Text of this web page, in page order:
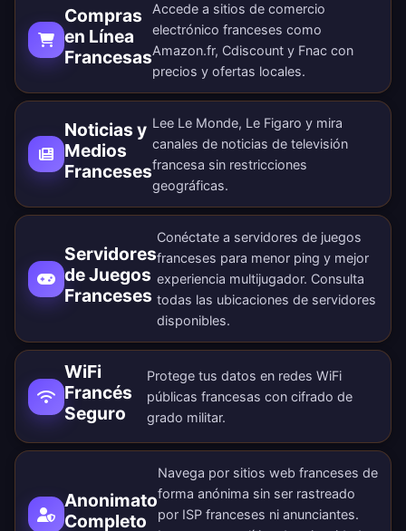
Compras
en Línea
Francesas
Accede a sitios de comercio
electrónico franceses como
Amazon.fr, Cdiscount y Fnac con
precios y ofertas locales.
Noticias y
Medios
Franceses
Lee Le Monde, Le Figaro y mira
canales de noticias de televisión
francesa sin restricciones
geográficas.
Servidores
de Juegos
Franceses
Conéctate a servidores de juegos
franceses para menor ping y mejor
experiencia multijugador. Consulta
todas las ubicaciones de servidores
disponibles.
WiFi
Francés
Seguro
Protege tus datos en redes WiFi
públicas francesas con cifrado de
grado militar.
Anonimato
Completo
Navega por sitios web franceses de
forma anónima sin ser rastreado
por ISP franceses ni anunciantes.